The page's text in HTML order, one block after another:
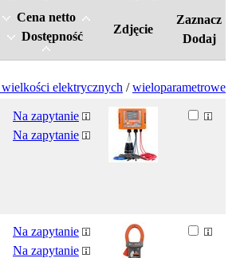
Cena netto
Dostępność
Zdjęcie
Zaznacz
Dodaj
elektrycznych /wieloparametrowe
Na zapytanie
Na zapytanie
Na zapytanie
Na zapytanie